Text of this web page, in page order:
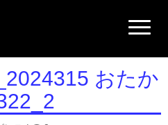
N
a
i
g
a
t
o
おたか